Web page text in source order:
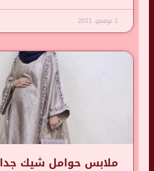
1 نوفمبر، 2021
ملابس حوامل شيك جدا